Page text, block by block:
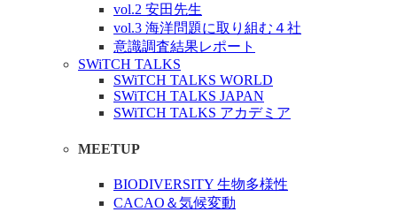
vol.2 安田先生
vol.3 海洋問題に取り組む４社
意識調査結果レポート
SWiTCH TALKS
SWiTCH TALKS WORLD
SWiTCH TALKS JAPAN
SWiTCH TALKS アカデミア
MEETUP
BIODIVERSITY 生物多様性
CACAO＆気候変動